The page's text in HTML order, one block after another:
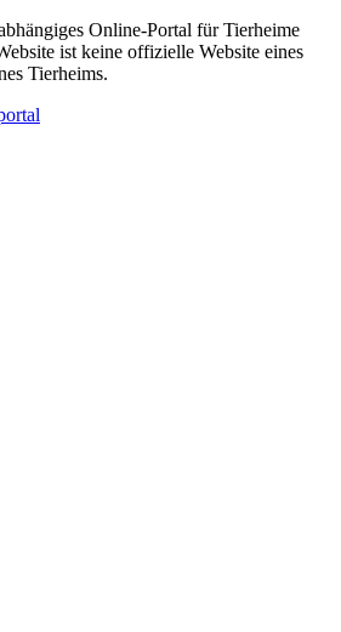
Online-Portal für Tierheime
ist keine offizielle Website eines
Tierheims.